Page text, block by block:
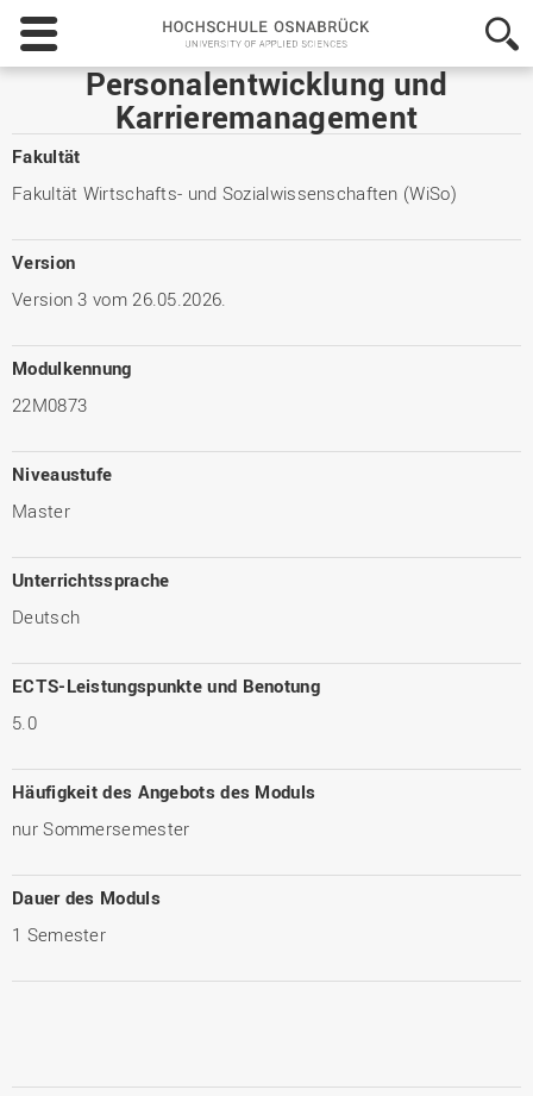
Hochschule
Osnabrück
-
University
of
Applied
Personalentwicklung und
Karrieremanagement
Fakultät
Fakultät Wirtschafts- und Sozialwissenschaften (WiSo)
Version
Version 3 vom 26.05.2026.
Modulkennung
22M0873
Niveaustufe
Master
Unterrichtssprache
Deutsch
ECTS-Leistungspunkte und Benotung
5.0
Häufigkeit des Angebots des Moduls
nur Sommersemester
Dauer des Moduls
1 Semester